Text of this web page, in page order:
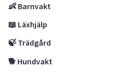
👶 Barnvakt
📖 Läxhjälp
🍃 Trädgård
🐕 Hundvakt